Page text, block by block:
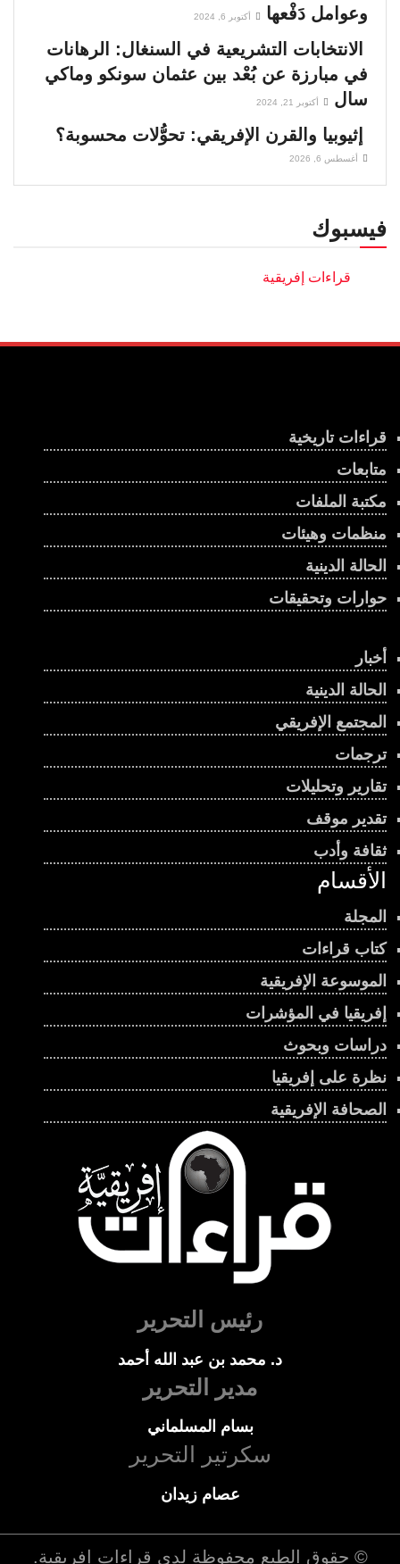
وعوامل دَفْعها
أكتوبر 6, 2024
الانتخابات التشريعية في السنغال: الرهانات
في مبارزة عن بُعْد بين عثمان سونكو وماكي
سال
أكتوبر 21, 2024
إثيوبيا والقرن الإفريقي: تحوُّلات محسوبة؟
أغسطس 6, 2026
فيسبوك
قراءات تاريخية
متابعات
مكتبة الملفات
منظمات وهيئات
الحالة الدينية
حوارات وتحقيقات
أخبار
الحالة الدينية
المجتمع الإفريقي
ترجمات
تقارير وتحليلات
تقدير موقف
ثقافة وأدب
الأقسام
المجلة
كتاب قراءات
الموسوعة الإفريقية
إفريقيا في المؤشرات
دراسات وبحوث
نظرة على إفريقيا
الصحافة الإفريقية
رئيس التحرير
د. محمد بن عبد الله أحمد
مدير التحرير
بسام المسلماني
سكرتير التحرير
عصام زيدان
© حقوق الطبع محفوظة لدي قراءات إفريقية.